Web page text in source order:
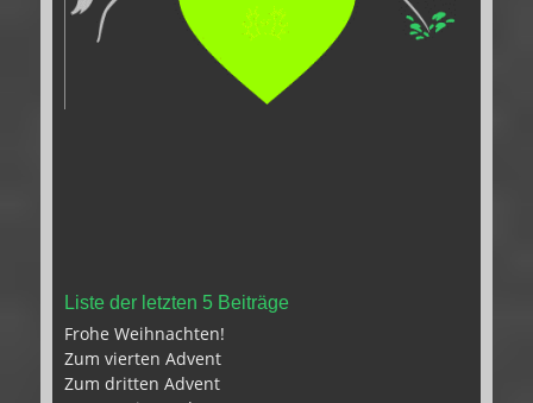
Liste der letzten 5 Beiträge
Frohe Weihnachten!
Zum vierten Advent
Zum dritten Advent